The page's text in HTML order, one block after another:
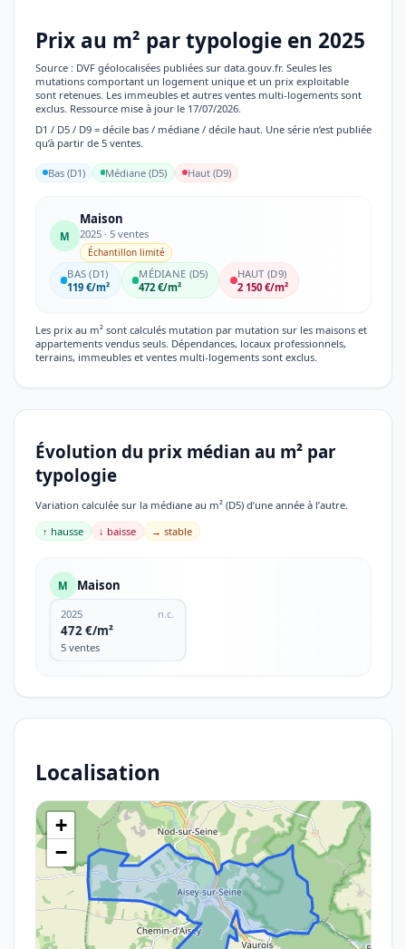
Prix au m² par typologie en 2025
Source : DVF géolocalisées publiées sur data.gouv.fr. Seules les
mutations comportant un logement unique et un prix exploitable
sont retenues. Les immeubles et autres ventes multi-logements sont
exclus. Ressource mise à jour le 17/07/2026.
D1 / D5 / D9 = décile bas / médiane / décile haut. Une série n’est publiée
qu’à partir de 5 ventes.
Bas (D1) Médiane (D5) Haut (D9)
M
Maison
2025 · 5 ventes
Échantillon limité
BAS (D1)
119 €/m²
MÉDIANE (D5)
472 €/m²
HAUT (D9)
2 150 €/m²
Les prix au m² sont calculés mutation par mutation sur les maisons et
appartements vendus seuls. Dépendances, locaux professionnels,
terrains, immeubles et ventes multi-logements sont exclus.
Évolution du prix médian au m² par
typologie
Variation calculée sur la médiane au m² (D5) d’une année à l’autre.
↑ hausse
↓ baisse → stable
M Maison
2025 n.c.
472 €/m²
5 ventes
Localisation
+
−